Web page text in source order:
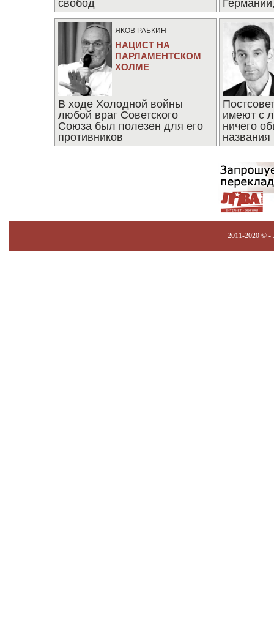
свобод
ЯКОВ РАБКИН
НАЦИСТ НА
ПАРЛАМЕНТСКОМ
ХОЛМЕ
В ходе Холодной войны
любой враг Советского
Союза был полезен для его
противников
имеют с
ничего
названия
2011-2020 © -